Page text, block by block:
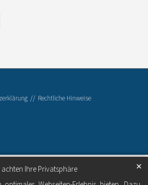
achten Ihre Privatsphäre
✕
Rechtliche Hinweise